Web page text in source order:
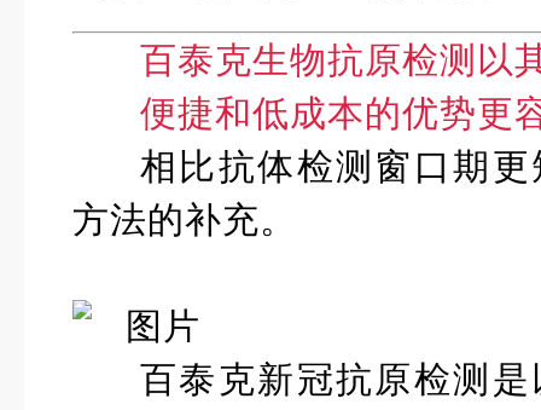
百泰克生物抗原检测以
便捷和低成本的优势更
相比抗体检测窗口期
方法的补充。
百泰克新冠抗原检测